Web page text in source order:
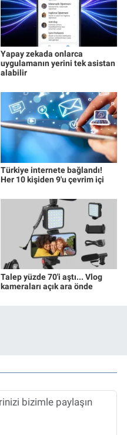
Yapay zekada onlarca
uygulamanın yerini tek asistan
alabilir
Türkiye internete bağlandı!
Her 10 kişiden 9'u çevrim içi
Talep yüzde 70'i aştı... Vlog
kameraları açık ara önde